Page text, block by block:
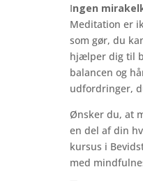
Ingen
Meditation er
som gør, du
hjælper dig til
balancen og
udfordringer,
Ønsker du, at
en del af din
kursus i
med